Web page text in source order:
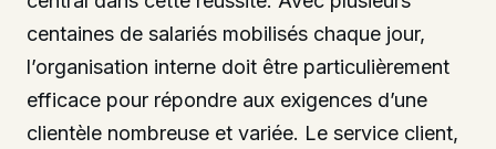
centaines de salariés mobilisés chaque jour,
l’organisation interne doit être particulièrement
efficace pour répondre aux exigences d’une
clientèle nombreuse et variée. Le service client,